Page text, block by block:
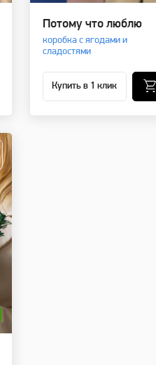
Потому что люблю
коробка с ягодами и
сладостями
Купить в 1 клик